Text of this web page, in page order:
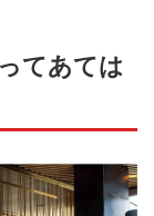
てあては